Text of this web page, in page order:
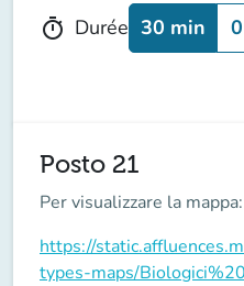
timer Durée 30 min
Posto 21
Per visualizzare la mappa:
https://
types-maps/